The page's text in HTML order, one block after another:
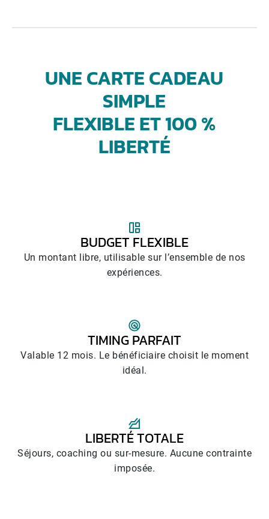
UNE CARTE CADEAU
SIMPLE
FLEXIBLE ET 100 %
LIBERTÉ
BUDGET FLEXIBLE
Un montant libre, utilisable sur l’ensemble de nos
expériences.
TIMING PARFAIT
Valable 12 mois. Le bénéficiaire choisit le moment
idéal.
LIBERTÉ TOTALE
Séjours, coaching ou sur-mesure. Aucune contrainte
imposée.